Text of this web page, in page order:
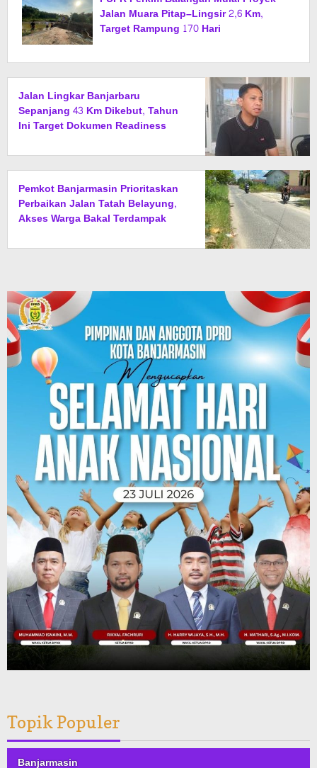
Jalan Muara Pitap–Lingsir 2,6 Km,
Target Rampung 170 Hari
Jalan Lingkar Banjarbaru
Sepanjang 43 Km Dikebut, Tahun
Ini Target Dokumen Readiness
Pemkot Banjarmasin Prioritaskan
Perbaikan Jalan Tatah Belayung,
Akses Warga Bakal Terdampak
Topik Populer
Banjarmasin